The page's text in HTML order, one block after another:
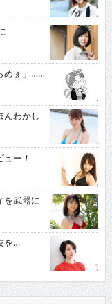
めぇ」……
わかし
ー！
武器に
を…